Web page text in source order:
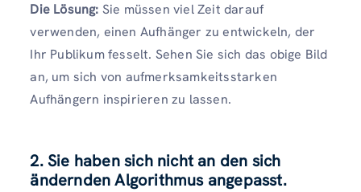
Die Lösung: Sie müssen viel Zeit darauf
verwenden, einen Aufhänger zu entwickeln, der
Ihr Publikum fesselt. Sehen Sie sich das obige Bild
an, um sich von aufmerksamkeitsstarken
Aufhängern inspirieren zu lassen.
2. Sie haben sich nicht an den sich
ändernden Algorithmus angepasst.